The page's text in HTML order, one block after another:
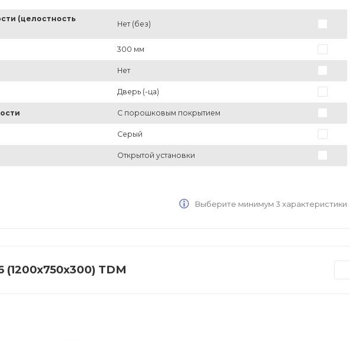
(целостность
Нет (без)
300 мм
Нет
Дверь (-ца)
С порошковым покрытием
Серый
Открытой установки
Выберите минимум 3 характеристики
TDM